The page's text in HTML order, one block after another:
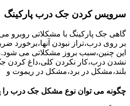
سرویس کردن جک درب پارکینگ
گاهی جک پارکینگ با مشکلاتی روبرو
بر روی درب،تراز نبودن آنها،برخورد
این چنین،سبب بروز مشکلاتی می
نشدن درب،کار نکردن کلی،داغ کردن
بلند،مشکل در برد،مشکل در ریموت و
چگونه می توان نوع مشکل جک درب را